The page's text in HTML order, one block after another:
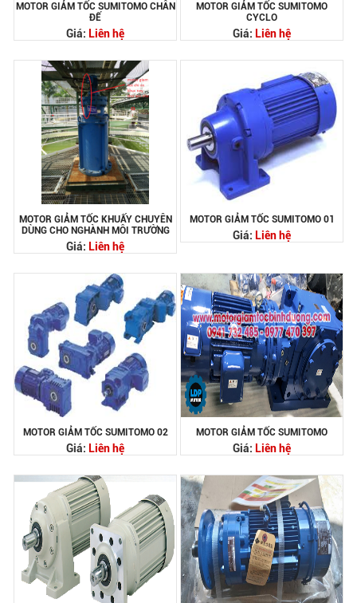
MOTOR GIẢM TỐC SUMITOMO CHÂN
ĐẾ
Giá: Liên hệ
MOTOR GIẢM TỐC SUMITOMO
CYCLO
Giá: Liên hệ
MOTOR GIẢM TỐC KHUẤY CHUYÊN
DÙNG CHO NGHÀNH MÔI TRƯỜNG
Giá: Liên hệ
MOTOR GIẢM TỐC SUMITOMO 01
Giá: Liên hệ
MOTOR GIẢM TỐC SUMITOMO 02
Giá: Liên hệ
MOTOR GIẢM TỐC SUMITOMO
Giá: Liên hệ